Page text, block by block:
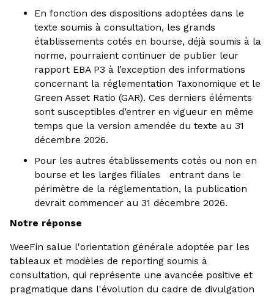
En fonction des dispositions adoptées dans le
texte soumis à consultation, les grands
établissements cotés en bourse, déjà soumis à la
norme, pourraient continuer de publier leur
rapport EBA P3 à l’exception des informations
concernant la réglementation Taxonomique et le
Green Asset Ratio (GAR). Ces derniers éléments
sont susceptibles d’entrer en vigueur en même
temps que la version amendée du texte au 31
décembre 2026.
Pour les autres établissements cotés ou non en
bourse et les larges filiales entrant dans le
périmètre de la réglementation, la publication
devrait commencer au 31 décembre 2026.
Notre réponse
WeeFin salue l'orientation générale adoptée par les
tableaux et modèles de reporting soumis à
consultation, qui représente une avancée positive et
pragmatique dans l'évolution du cadre de divulgation